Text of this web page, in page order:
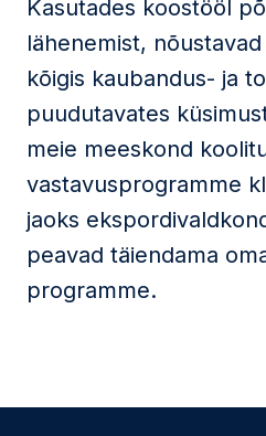
Kasutades koostööl
lähenemist,
kõigis kaubandus- ja
puudutavates
meie meeskond
vastavusprogramme
jaoks
peavad täiendama
programme.